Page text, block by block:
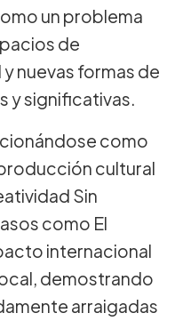
un problema
de
nuevas formas de
y significativas.
como
cultural
Sin
como El
internacional
demostrando
arraigadas